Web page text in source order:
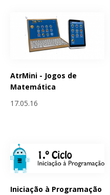
AtrMini - Jogos de
Matemática
17.05.16
Iniciação à Programação